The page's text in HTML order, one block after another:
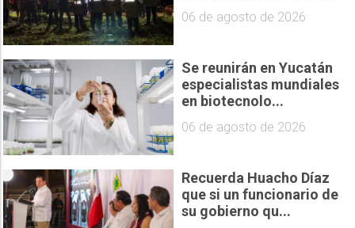
06 de agosto de 2026
Se reunirán en Yucatán
especialistas mundiales
en biotecnolo...
06 de agosto de 2026
Recuerda Huacho Díaz
que si un funcionario de
su gobierno qu...